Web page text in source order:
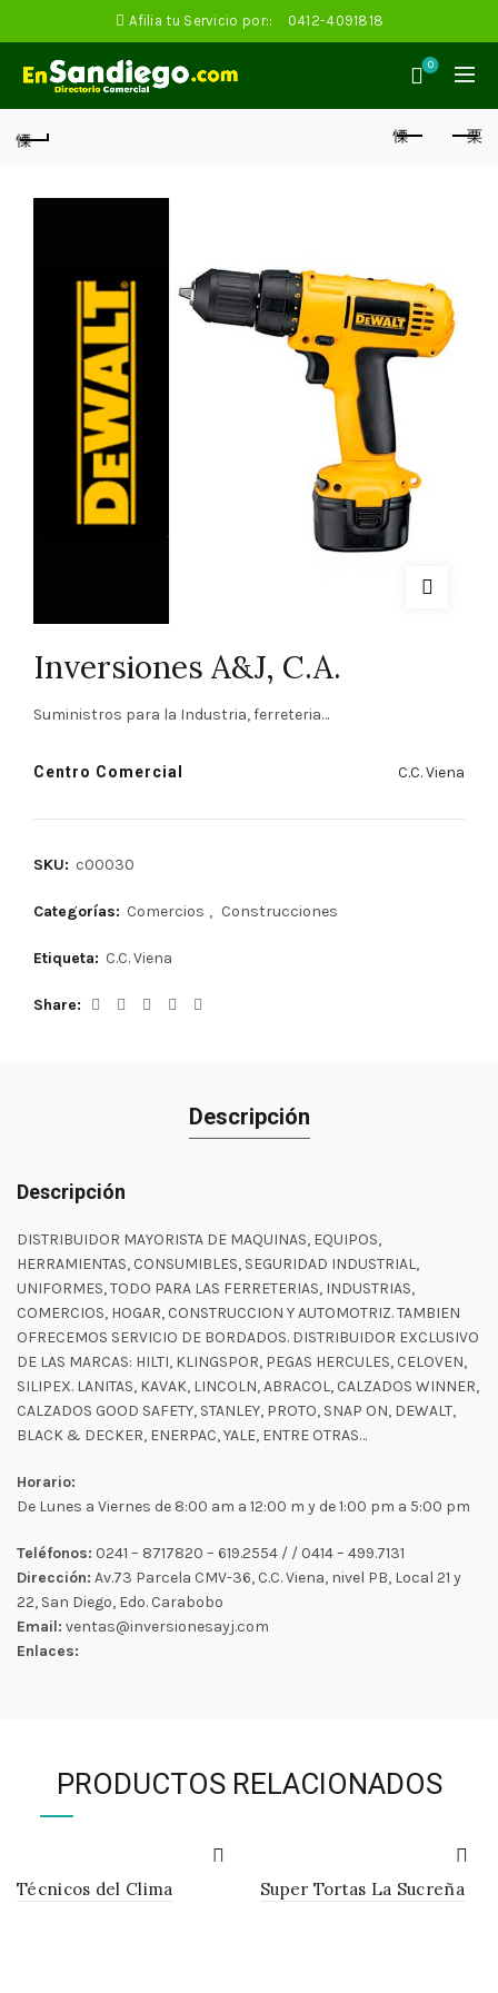
Afilia tu Servicio por:: 0412-4091818
0
Inversiones A&J, C.A.
Suministros para la Industria, ferreteria…
Centro Comercial C.C. Viena
SKU: c00030
Categorías: Comercios , Construcciones
Etiqueta: C.C. Viena
Share
Descripción
Descripción
DISTRIBUIDOR MAYORISTA DE MAQUINAS, EQUIPOS,
HERRAMIENTAS, CONSUMIBLES, SEGURIDAD INDUSTRIAL,
UNIFORMES, TODO PARA LAS FERRETERIAS, INDUSTRIAS,
COMERCIOS, HOGAR, CONSTRUCCION Y AUTOMOTRIZ. TAMBIEN
OFRECEMOS SERVICIO DE BORDADOS. DISTRIBUIDOR EXCLUSIVO
DE LAS MARCAS: HILTI, KLINGSPOR, PEGAS HERCULES, CELOVEN,
SILIPEX. LANITAS, KAVAK, LINCOLN, ABRACOL, CALZADOS WINNER,
CALZADOS GOOD SAFETY, STANLEY, PROTO, SNAP ON, DEWALT,
BLACK & DECKER, ENERPAC, YALE, ENTRE OTRAS…
Horario:
De Lunes a Viernes de 8:00 am a 12:00 m y de 1:00 pm a 5:00 pm
Teléfonos: 0241 – 8717820 – 619.2554 / / 0414 – 499.7131
Dirección: Av.73 Parcela CMV-36, C.C. Viena, nivel PB, Local 21 y
22, San Diego, Edo. Carabobo
Email: ventas@inversionesayj.com
Enlaces:
PRODUCTOS RELACIONADOS
Técnicos del Clima Super Tortas La Sucreña